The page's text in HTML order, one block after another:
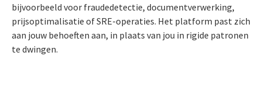
bijvoorbeeld voor fraudedetectie, documentverwerking,
prijsoptimalisatie of SRE-operaties. Het platform past zich
aan jouw behoeften aan, in plaats van jou in rigide patronen
te dwingen.